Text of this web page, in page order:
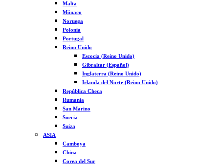
Malta
Mónaco
Noruega
Polonia
Portugal
Reino Unido
Escocia (Reino Unido)
Gibraltar (Español)
Inglaterra (Reino Unido)
Irlanda del Norte (Reino Unido)
República Checa
Rumanía
San Marino
Suecia
Suiza
ASIA
Camboya
China
Corea del Sur